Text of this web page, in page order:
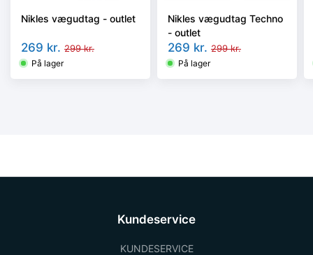
Nikles vægudtag - outlet
269 kr. 299kr.
På lager
Nikles vægudtag Techno
- outlet
269 kr. 299kr.
På lager
Kundeservice
KUNDESERVICE